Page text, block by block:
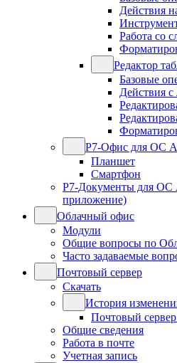
Действия
Работа со
Редактор
Базовые
Действия с
Р7-Офис для ОС
Планшет
Смартфон
Р7-Документы для ОС
приложение)
Облачный офис
Модули
Общие вопросы по
Часто задаваемые
Почтовый сервер
Скачать
История
Почтовый
Общие сведения
Работа в почте
Учетная запись